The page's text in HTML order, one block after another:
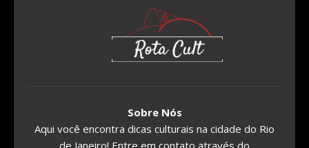
Sobre Nós
Aqui você encontra dicas culturais na cidade do Rio
de Janeiro! Entre em contato através do